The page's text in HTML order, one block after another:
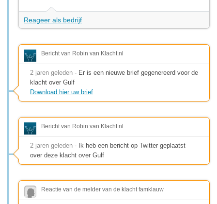
Reageer als bedrijf
Bericht van Robin van Klacht.nl
2 jaren geleden - Er is een nieuwe brief gegenereerd voor de
klacht over Gulf
Download hier uw brief
Bericht van Robin van Klacht.nl
2 jaren geleden - Ik heb een bericht op Twitter geplaatst
over deze klacht over Gulf
Reactie van de melder van de klacht famklauw